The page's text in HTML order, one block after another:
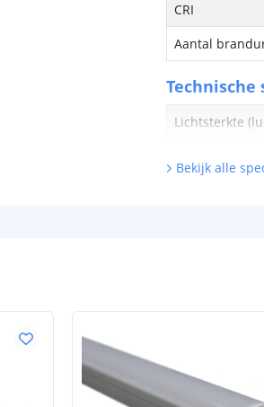
CRI
Aantal
Technische
Lichtsterkte
Strip
Bekijk alle